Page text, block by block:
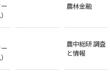
農林金融
農中総研 調査
と情報